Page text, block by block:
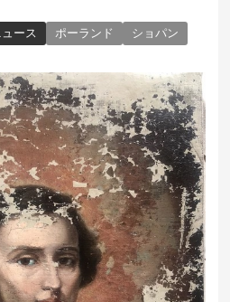
ース ポーランド ショパン